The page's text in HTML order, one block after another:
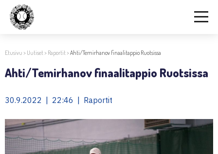
Etusivu > Uutiset> Raportit>Ahti/Temirhanov finaalitappio Ruotsissa
Ahti/Temirhanov finaalitappio Ruotsissa
30.9.2022 | 22:46 | Raportit